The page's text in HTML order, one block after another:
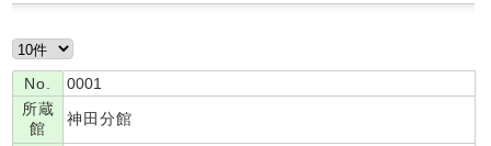
No.
0001
所蔵
館
神田分館